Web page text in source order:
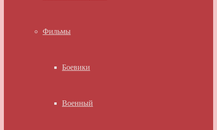
Фильмы
Боевики
Военный